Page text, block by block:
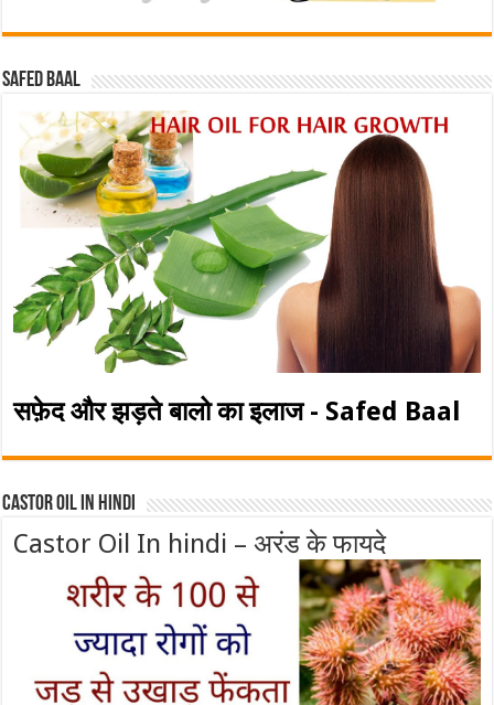
Safed baal
सफ़ेद और झड़ते बालो का इलाज - Safed Baal
Castor Oil In Hindi
Castor Oil In hindi – अरंड के फायदे